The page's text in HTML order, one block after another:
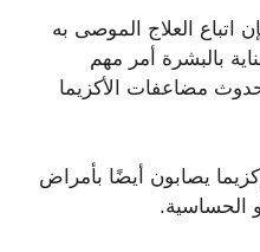
اتباع العلاج الموصى به
بالبشرة أمر مهم
مضاعفات الأكزيما
يصابون أيضًا بأمراض
الحساسية.